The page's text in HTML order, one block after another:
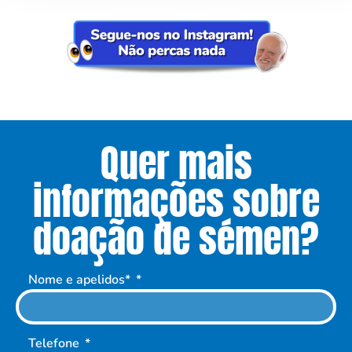
Quer mais
informações sobre
doação de sémen?
Nome e apelidos*
Telefone